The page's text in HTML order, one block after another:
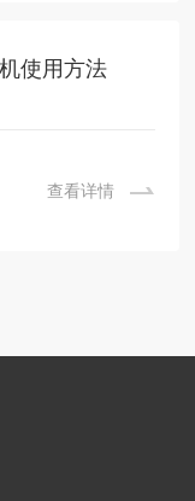
使用方法
查看详情